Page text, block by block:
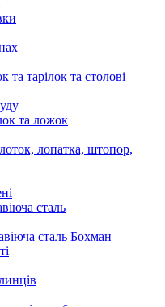
тарілок та столові
та ложок
лопатка, штопор,
сталь
сталь Бохман